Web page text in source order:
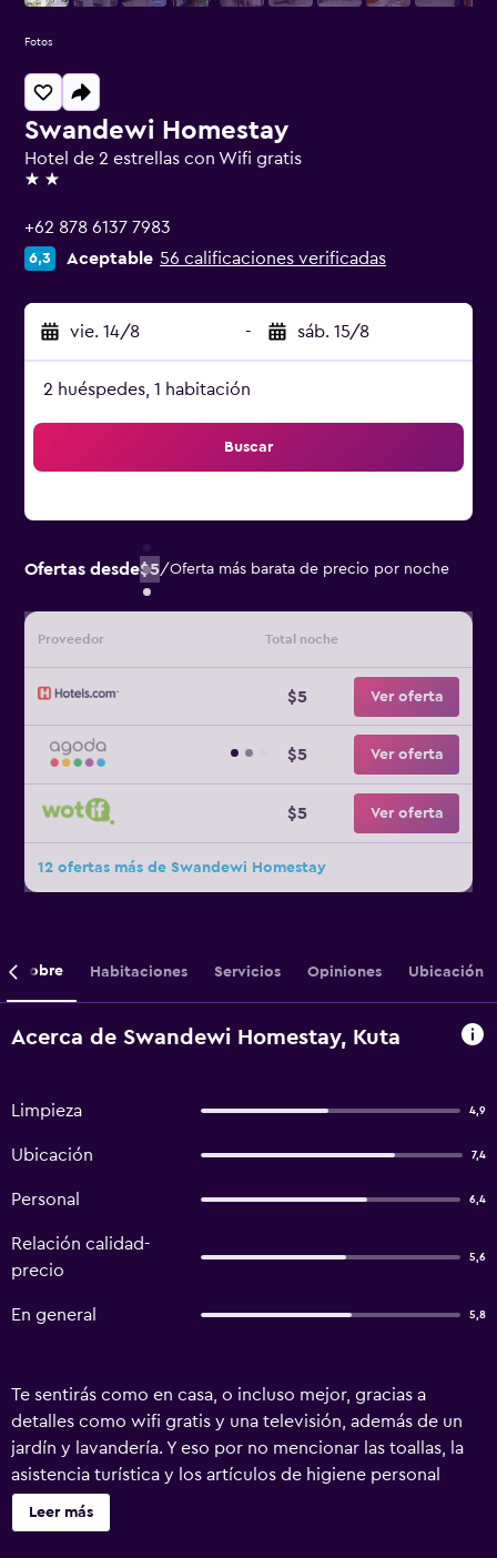
Swandewi Homestay
Hotel de 2 estrellas con Wifi gratis
2 estrellas
+62 878 6137 7983
6,3 Aceptable 56 calificaciones verificadas
vie. 14/8 - sáb. 15/8
2 huéspedes, 1 habitación
Buscar
Ofertas desde$5/Oferta más barata de precio por noche
Proveedor Total noche
$5 Ver oferta
$5 Ver oferta
$5 Ver oferta
12 ofertas más de Swandewi Homestay
Fotos
Sobre Habitaciones Servicios Opiniones Ubicación
Acerca de Swandewi Homestay, Kuta
Limpieza 4,9
Ubicación 7,4
Personal 6,4
Relación calidad-
precio
5,6
En general 5,8
Te sentirás como en casa, o incluso mejor, gracias a
detalles como wifi gratis y una televisión, además de un
jardín y lavandería. Y eso por no mencionar las toallas, la
asistencia turística y los artículos de higiene personal
gratuitos.
Leer más